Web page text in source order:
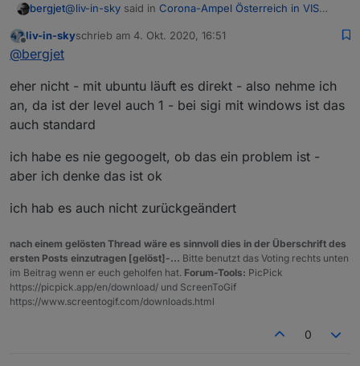
bergjet@liv-in-sky said in Corona-Ampel Österreich in VIS
Muss man sich Sorgen machen wenn man
SECLEVEL=1 auf 1 setzt?
Offline
liv-in-skyschrieb am 4. Okt. 2020, 16:51
zuletzt editiert von
@bergjet
eher nicht - mit ubuntu läuft es direkt - also nehme ich
an, da ist der level auch 1 - bei sigi mit windows ist das
auch standard
ich habe es nie gegoogelt, ob das ein problem ist -
aber ich denke das ist ok
ich hab es auch nicht zurückgeändert
nach einem gelösten Thread wäre es sinnvoll dies in der Überschrift des
ersten Posts einzutragen [gelöst]-... Bitte benutzt das Voting rechts unten
im Beitrag wenn er euch geholfen hat. Forum-Tools: PicPick
https://picpick.app/en/download/ und ScreenToGif
https://www.screentogif.com/downloads.html
0